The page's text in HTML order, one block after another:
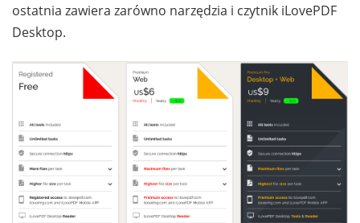
ostatnia zawiera zarówno narzędzia i czytnik iLovePDF
Desktop.